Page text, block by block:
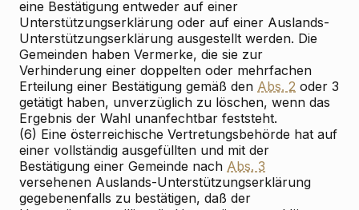
eine Bestätigung entweder auf einer
Unterstützungserklärung oder auf einer Auslands-
Unterstützungserklärung ausgestellt werden. Die
Gemeinden haben Vermerke, die sie zur
Verhinderung einer doppelten oder mehrfachen
Erteilung einer Bestätigung gemäß den Abs. 2 oder 3
getätigt haben, unverzüglich zu löschen, wenn das
Ergebnis der Wahl unanfechtbar feststeht.
(6) Eine österreichische Vertretungsbehörde hat auf
einer vollständig ausgefüllten und mit der
Bestätigung einer Gemeinde nach Abs. 3
versehenen Auslands-Unterstützungserklärung
gegebenenfalls zu bestätigen, daß der